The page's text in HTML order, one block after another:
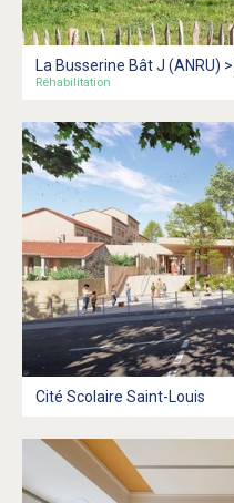
La Busserine Bât J (ANRU)
Réhabilitation
Cité Scolaire Saint-Louis